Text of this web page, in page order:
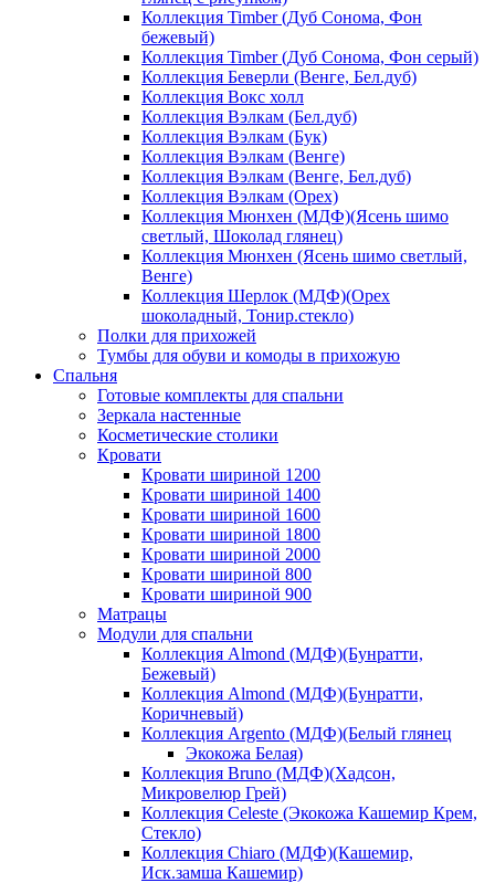
Коллекция Timber (Дуб Сонома, Фон
бежевый)
Коллекция Timber (Дуб Сонома, Фон серый)
Коллекция Беверли (Венге, Бел.дуб)
Коллекция Вокс холл
Коллекция Вэлкам (Бел.дуб)
Коллекция Вэлкам (Бук)
Коллекция Вэлкам (Венге)
Коллекция Вэлкам (Венге, Бел.дуб)
Коллекция Вэлкам (Орех)
Коллекция Мюнхен (МДФ)(Ясень шимо
светлый, Шоколад глянец)
Коллекция Мюнхен (Ясень шимо светлый,
Венге)
Коллекция Шерлок (МДФ)(Орех
шоколадный, Тонир.стекло)
Полки для прихожей
Тумбы для обуви и комоды в прихожую
Спальня
Готовые комплекты для спальни
Зеркала настенные
Косметические столики
Кровати
Кровати шириной 1200
Кровати шириной 1400
Кровати шириной 1600
Кровати шириной 1800
Кровати шириной 2000
Кровати шириной 800
Кровати шириной 900
Матрацы
Модули для спальни
Коллекция Almond (МДФ)(Бунратти,
Бежевый)
Коллекция Almond (МДФ)(Бунратти,
Коричневый)
Коллекция Argento (МДФ)(Белый глянец
Экокожа Белая)
Коллекция Bruno (МДФ)(Хадсон,
Микровелюр Грей)
Коллекция Celeste (Экокожа Кашемир Крем,
Стекло)
Коллекция Chiaro (МДФ)(Кашемир,
Иск.замша Кашемир)